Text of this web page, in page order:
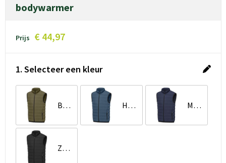
bodywarmer
Prijs € 44,97
1. Selecteer een kleur
Bosgroen Hale blauw Marineblauw
Zwart